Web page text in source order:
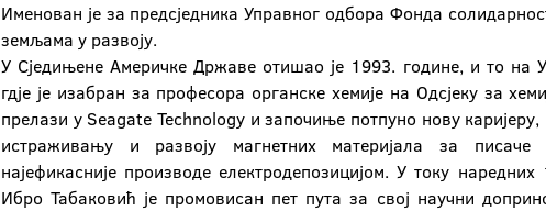
Именован је за предсједника Управног одбора Фонда
земљама у развоју.
У Сједињене Америчке Државе отишао је 1993. године, и то на
гдје је изабран за професора органске хемије на Одсјеку за
прелази у Seagate Technology и започиње потпуно нову
истраживању и развоју магнетних материјала за писаче
најефикасније производе електродепозицијом. У току
Ибро Табаковић је промовисан пет пута за свој научни